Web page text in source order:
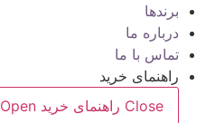
برندها
درباره ما
تماس با ما
راهنمای خرید
Close راهنمای خرید
Open راهنمای خرید